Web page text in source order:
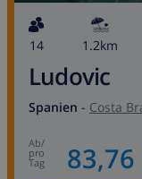
14 1.2km
Ludovic
Spanien - Costa
ab/
pro
Tag 83,76